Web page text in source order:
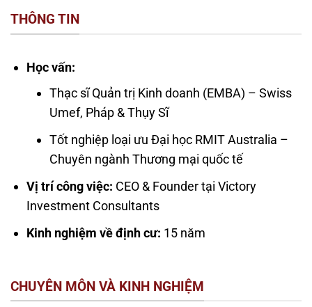
THÔNG TIN
Học vấn:
Thạc sĩ Quản trị Kinh doanh (EMBA) – Swiss
Umef, Pháp & Thụy Sĩ
Tốt nghiệp loại ưu Đại học RMIT Australia –
Chuyên ngành Thương mại quốc tế
Vị trí công việc: CEO & Founder tại Victory
Investment Consultants
Kinh nghiệm về định cư: 15 năm
CHUYÊN MÔN VÀ KINH NGHIỆM